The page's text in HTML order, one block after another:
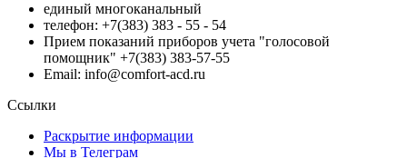
единый многоканальный
телефон: +7(383) 383 - 55 - 54
Прием показаний приборов учета "голосовой
помощник" +7(383) 383-57-55
Email: info@comfort-acd.ru
Ссылки
Раскрытие информации
Мы в Телеграм